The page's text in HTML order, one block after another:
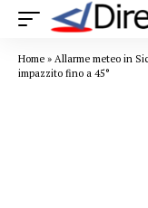
Home » Allarme meteo in
impazzito fino a 45°